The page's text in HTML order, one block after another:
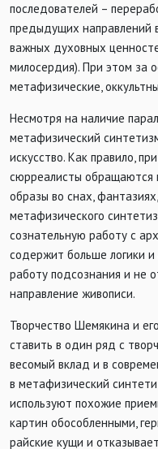
последователей –
предыдущих направлений
важных духовных
милосердия). При этом за
метафизические,
Несмотря на наличие
метафизический
искусство. Как правило,
сюрреалисты обращаются
образы во снах,
метафизического
сознательную работу с
содержит больше логики
работу подсознания и не
направление живописи.
Творчество Шемякина и
ставить в один ряд с
весомый вклад и в
в метафизический
используют похожие
картин обособленными,
райские кущи и